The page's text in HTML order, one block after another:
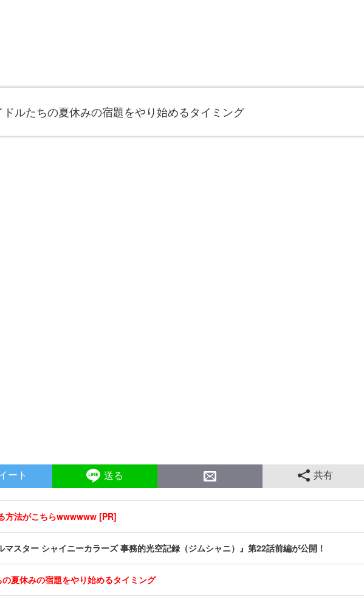
ドルたちの夏休みの宿題をやり始めるタイミング
ート 送る 共有
方法がこちらwwwwww [PR]
マスター シャイニーカラーズ 事務的光空記録（ジムシャニ）』第22話前編が公開！
夏休みの宿題をやり始めるタイミング